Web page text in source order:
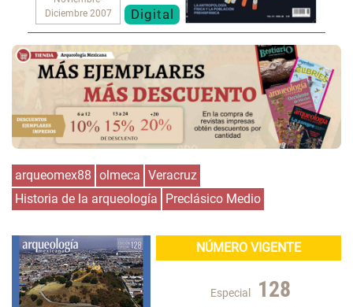
Diciembre 2007
Digital
arqueomex88 olmeca Veracruz
Historia de la arqueología
Preclásico Medio
NÚMERO VIGENTE
Especial 128